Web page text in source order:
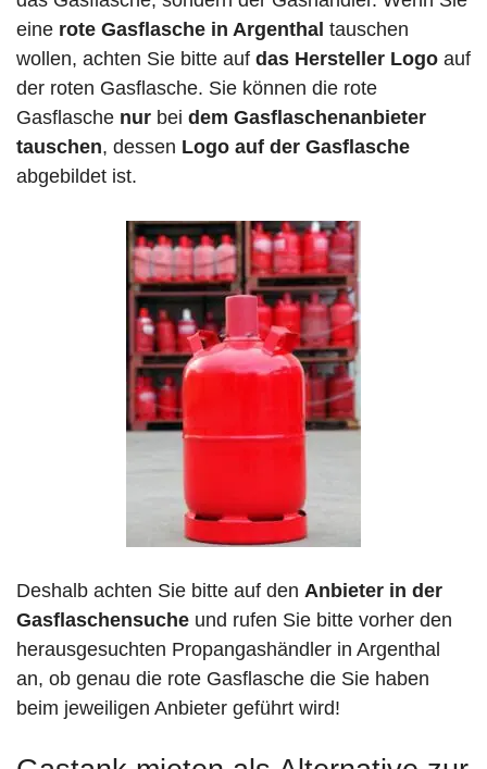
eine rote Gasflasche in Argenthal tauschen
wollen, achten Sie bitte auf das Hersteller Logo auf
der roten Gasflasche. Sie können die rote
Gasflasche nur bei dem Gasflaschenanbieter
tauschen, dessen Logo auf der Gasflasche
abgebildet ist.
Deshalb achten Sie bitte auf den Anbieter in der
Gasflaschensuche und rufen Sie bitte vorher den
herausgesuchten Propangashändler in Argenthal
an, ob genau die rote Gasflasche die Sie haben
beim jeweiligen Anbieter geführt wird!